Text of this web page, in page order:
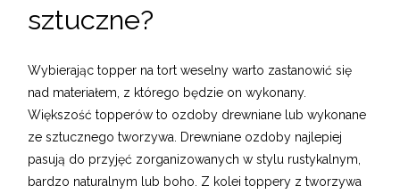
sztuczne?
Wybierając topper na tort weselny warto zastanowić się
nad materiałem, z którego będzie on wykonany.
Większość topperów to ozdoby drewniane lub wykonane
ze sztucznego tworzywa. Drewniane ozdoby najlepiej
pasują do przyjęć zorganizowanych w stylu rustykalnym,
bardzo naturalnym lub boho. Z kolei toppery z tworzywa